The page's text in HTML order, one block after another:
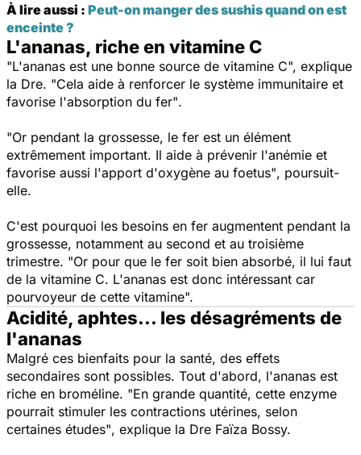
À lire aussi : Peut-on manger des sushis quand on est
enceinte ?
L'ananas, riche en vitamine C
"L'ananas est une bonne source de vitamine C", explique
la Dre. "Cela aide à renforcer le système immunitaire et
favorise l'absorption du fer".
"Or pendant la grossesse, le fer est un élément
extrêmement important. Il aide à prévenir l'anémie et
favorise aussi l'apport d'oxygène au foetus", poursuit-
elle.
C'est pourquoi les besoins en fer augmentent pendant la
grossesse, notamment au second et au troisième
trimestre. "Or pour que le fer soit bien absorbé, il lui faut
de la vitamine C. L'ananas est donc intéressant car
pourvoyeur de cette vitamine".
Acidité, aphtes... les désagréments de
l'ananas
Malgré ces bienfaits pour la santé, des effets
secondaires sont possibles. Tout d'abord, l'ananas est
riche en broméline. "En grande quantité, cette enzyme
pourrait stimuler les contractions utérines, selon
certaines études", explique la Dre Faïza Bossy.